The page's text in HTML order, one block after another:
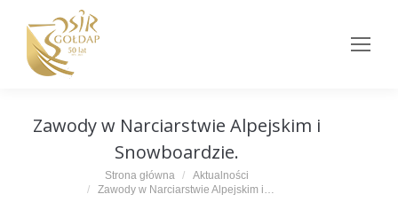
Zawody w Narciarstwie Alpejskim i
Snowboardzie.
Strona główna
Aktualności
Zawody w Narciarstwie Alpejskim i…